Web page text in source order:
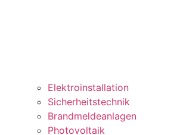
Elektroinstallation
Sicherheitstechnik
Brandmeldeanlagen
Photovoltaik